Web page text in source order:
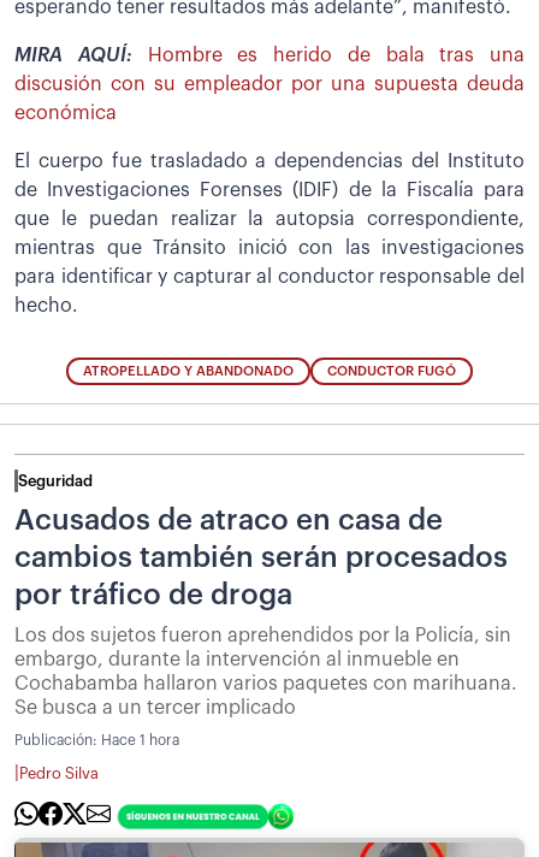
esperando tener resultados más adelante”, manifestó.
MIRA AQUÍ:
Hombre es herido de bala tras una
discusión con su empleador por una supuesta deuda
económica
El cuerpo fue trasladado a dependencias del Instituto
de Investigaciones Forenses (IDIF) de la Fiscalía para
que le puedan realizar la autopsia correspondiente,
mientras que Tránsito inició con las investigaciones
para identificar y capturar al conductor responsable del
hecho.
ATROPELLADO Y ABANDONADO CONDUCTOR FUGÓ
Seguridad
Acusados de atraco en casa de
cambios también serán procesados
por tráfico de droga
Los dos sujetos fueron aprehendidos por la Policía, sin
embargo, durante la intervención al inmueble en
Cochabamba hallaron varios paquetes con marihuana.
Se busca a un tercer implicado
Publicación: Hace 1 hora
Pedro Silva